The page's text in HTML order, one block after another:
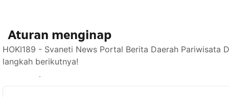
Aturan menginap
HOKI189 - Svaneti News Portal Berita Daerah Pariwisata
langkah berikutnya!
Lihat ketersediaan